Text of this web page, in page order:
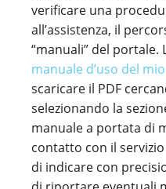
verificare una
all’assistenza, il
“manuali” del portale.
manuale d’uso del
scaricare il PDF
selezionando la
manuale a portata di
contatto con il
di indicare con